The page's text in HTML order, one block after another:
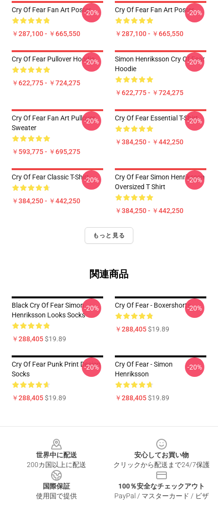
Cry Of Fear Fan Art Poster
￥287,100 - ￥665,550
-20% Cry Of Fear Fan Art Poster
￥287,100 - ￥665,550
-20%
Cry Of Fear Pullover Hoodie
￥622,775 - ￥724,275
-20%
Simon Henriksson Cry Of Fear
Hoodie
￥622,775 - ￥724,275
-20%
Cry Of Fear Fan Art Pullover
Sweater
￥593,775 - ￥695,275
-20% Cry Of Fear Essential T-Shirt
￥384,250 - ￥442,250
-20%
Cry Of Fear Classic T-Shirt
￥384,250 - ￥442,250
-20%
Cry Of Fear Simon Henriksson
Oversized T Shirt
￥384,250 - ￥442,250
-20%
もっと見る
関連商品
Black Cry Of Fear Simon
Henriksson Looks Socks
￥288,405$19.89
-20% Cry Of Fear - Boxershorts
￥288,405$19.89
-20%
Cry Of Fear Punk Print Design
Socks
￥288,405$19.89
-20%
Cry Of Fear - Simon
Henriksson
￥288,405$19.89
-20%
世界中に配送
200カ国以上に配送
安心してお買い物
クリックから配送まで24/7保護
国際保証
使用国で提供
100％安全なチェックアウト
PayPal / マスターカード / ビザ